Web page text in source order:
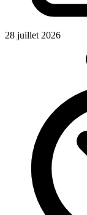
28 juillet 2026